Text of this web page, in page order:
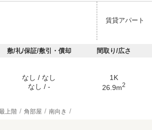
賃貸アパート
敷/礼/保証/敷引・償却 間取り/広さ
なし / なし
なし / -
1K
26.9m2
上階 角部屋 南向き